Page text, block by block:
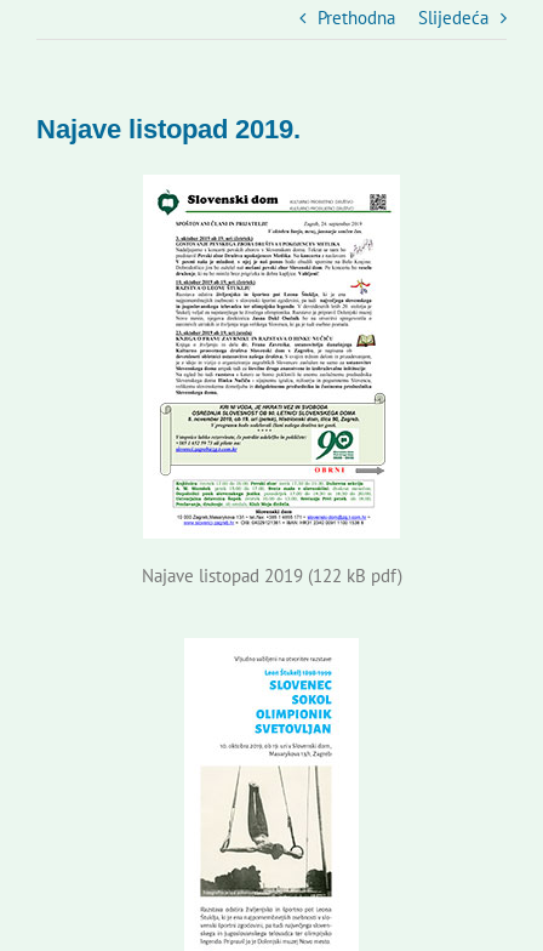
Novi odmev – naše glasilo
Korisne informacije
Prethodna Slijedeća
Najave listopad 2019.
Najave listopad 2019 (122 kB pdf)